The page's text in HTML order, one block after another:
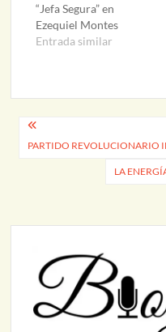
“Jefa Segura” en
Ezequiel Montes
Entrada similar
Navegación
de
PARTIDO REVOLUCIONARIO
LA